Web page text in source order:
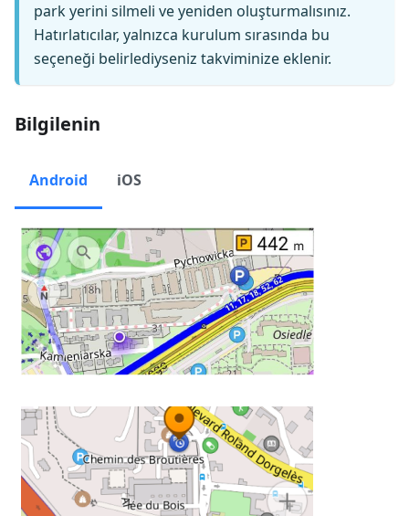
park yerini silmeli ve yeniden oluşturmalısınız.
Hatırlatıcılar, yalnızca kurulum sırasında bu
seçeneği belirlediyseniz takviminize eklenir.
Bilgilenin
Android iOS